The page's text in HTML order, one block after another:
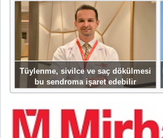
Tüylenme, sivilce ve saç dökülmesi
bu sendroma işaret edebilir